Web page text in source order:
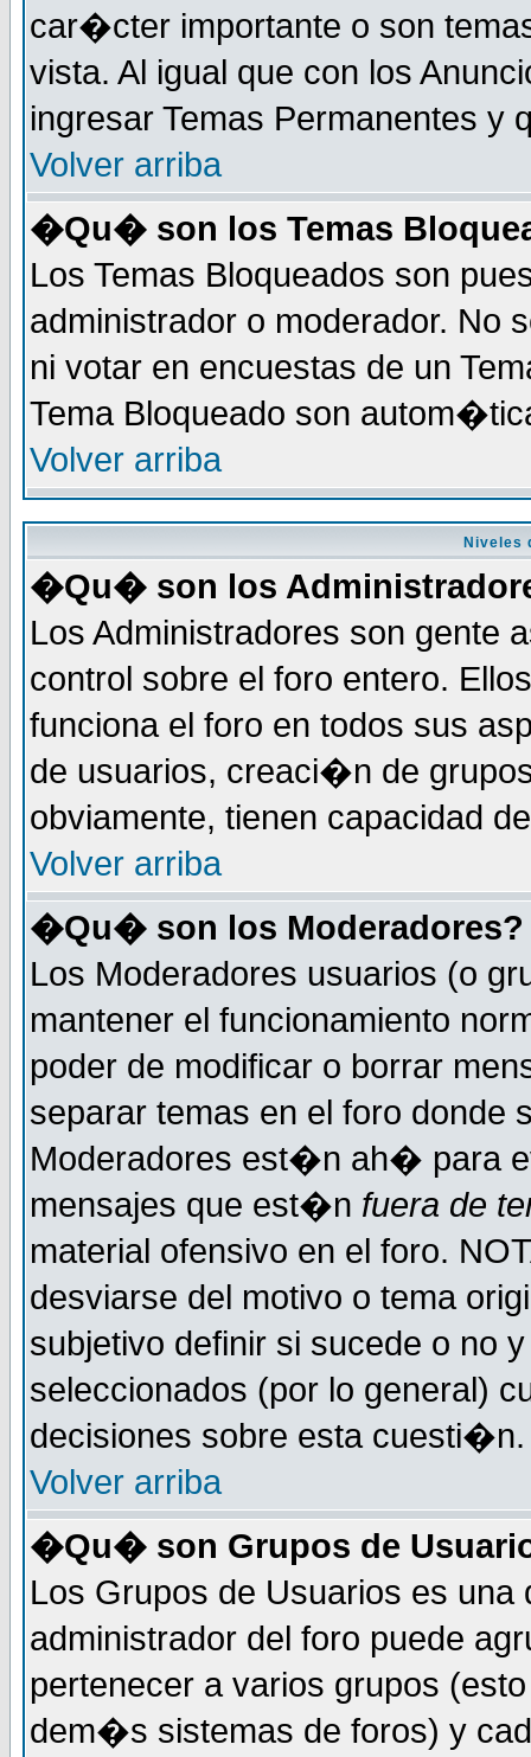
car�cter importante o son
vista. Al igual que con los
ingresar Temas Permanentes y
Volver arriba
�Qu� son los Temas
Los Temas Bloqueados son
administrador o moderador. No
ni votar en encuestas de un
Tema Bloqueado son
Volver arriba
Niveles
�Qu� son los
Los Administradores son gente
control sobre el foro entero.
funciona el foro en todos sus
de usuarios, creaci�n de
obviamente, tienen capacidad
Volver arriba
�Qu� son los Moderadores?
Los Moderadores usuarios (o
mantener el funcionamiento
poder de modificar o borrar
separar temas en el foro donde
Moderadores est�n ah� para
mensajes que est�n fuera de
material ofensivo en el foro.
desviarse del motivo o tema
subjetivo definir si sucede o no
seleccionados (por lo general)
decisiones sobre esta cuesti�n.
Volver arriba
�Qu� son Grupos de
Los Grupos de Usuarios es una
administrador del foro puede
pertenecer a varios grupos
dem�s sistemas de foros) y